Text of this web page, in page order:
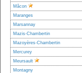
Mâcon
Maranges
Marsannay
Mazis-Chambertin
Mazoyères-Chambertin
Mercurey
Meursault
Montagny